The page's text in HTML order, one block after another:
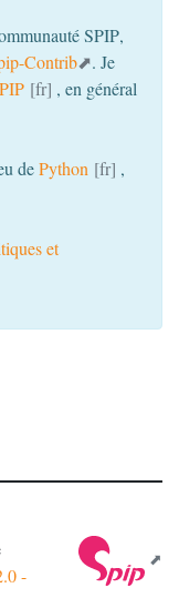
SPIP,
Contrib
. Je
, en général
dePython
,
et
-